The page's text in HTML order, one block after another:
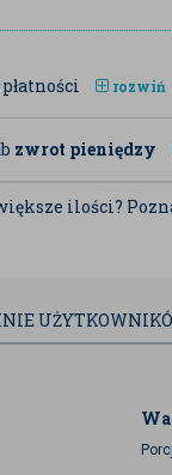
rozwiń
zwrot pieniędzy
ilości?